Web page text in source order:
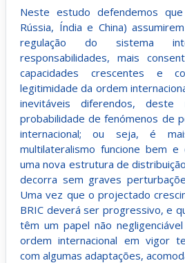
Neste estudo defendemos
Rússia, Índia e China)
regulação do sistema
responsabilidades, mais
capacidades crescentes e
legitimidade da ordem
inevitáveis diferendos, deste
probabilidade de fenómenos de
internacional; ou seja, é
multilateralismo funcione bem
uma nova estrutura de
decorra sem graves
Uma vez que o projectado
BRIC deverá ser progressivo, e
têm um papel não
ordem internacional em vigor
com algumas adaptações,